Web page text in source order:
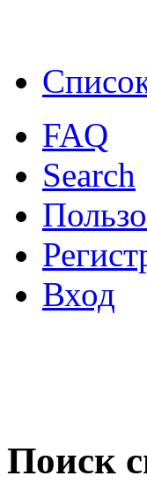
FAQ
Search
Вход
Поиск